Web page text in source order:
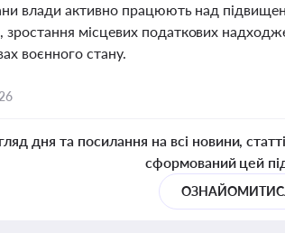
влади активно працюють над
зростання місцевих податкових
воєнного стану.
дня та посилання на всі новини,
сформований цей